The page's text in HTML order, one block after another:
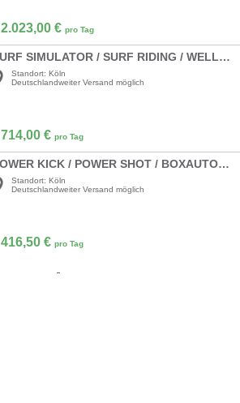
2.023,00 € pro Tag
SURF SIMULATOR / SURF RIDING / WELLENREITEN
Standort: Köln
Deutschlandweiter Versand möglich
714,00 € pro Tag
POWER KICK / POWER SHOT / BOXAUTOMAT FÜR FUSSBALL / BOXER
Standort: Köln
Deutschlandweiter Versand möglich
416,50 € pro Tag